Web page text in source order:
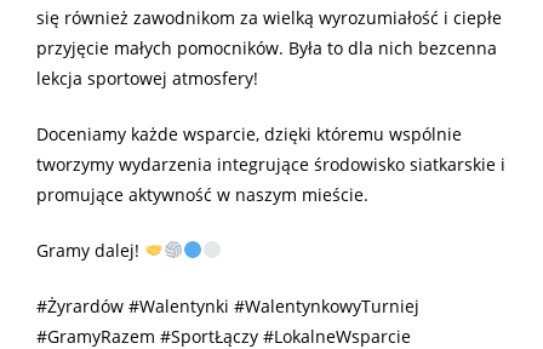
się również zawodnikom za wielką wyrozumiałość i ciepłe
przyjęcie małych pomocników. Była to dla nich bezcenna
lekcja sportowej atmosfery!
Doceniamy każde wsparcie, dzięki któremu wspólnie
tworzymy wydarzenia integrujące środowisko siatkarskie i
promujące aktywność w naszym mieście.
Gramy dalej!
#Żyrardów #Walentynki #WalentynkowyTurniej
#GramyRazem #SportŁączy #LokalneWsparcie